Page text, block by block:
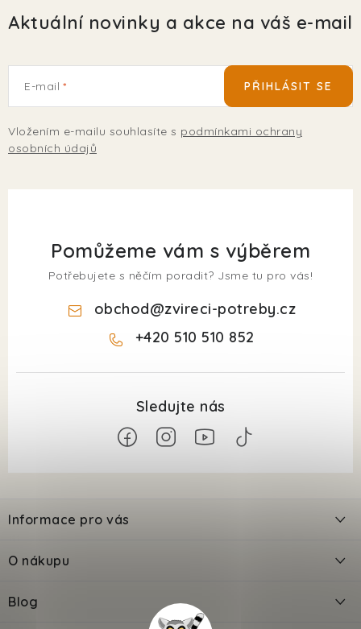
Aktuální novinky a akce na váš e-mail
E-mail
Vložením e-mailu souhlasíte s podmínkami ochrany
osobních údajů
PŘIHLÁSIT SE
Pomůžeme vám s výběrem
Potřebujete s něčím poradit? Jsme tu pro vás!
obchod@zvireci-potreby.cz
+420 510 510 852
p
a
Informace pro vás
Prodejna
O nákupu
Blog